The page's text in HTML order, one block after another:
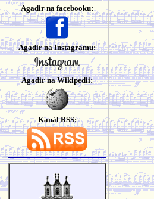
Agadir na facebooku:
Agadir na Instagramu:
Agadir na Wikipedii:
Kanál RSS: